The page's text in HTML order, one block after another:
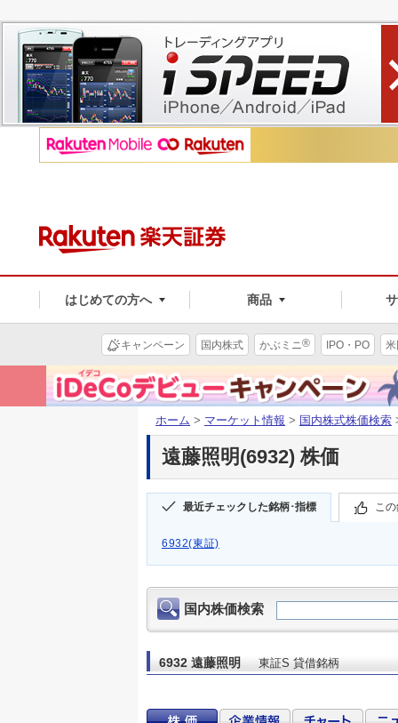
はじめての方へ 商品
キャンペーン 国内株式 かぶミニ® IPO・PO
ホーム > マーケット情報 > 国内株式株価検索
遠藤照明(6932) 株価
最近チェックした銘柄･指標 こ
6932(東証)